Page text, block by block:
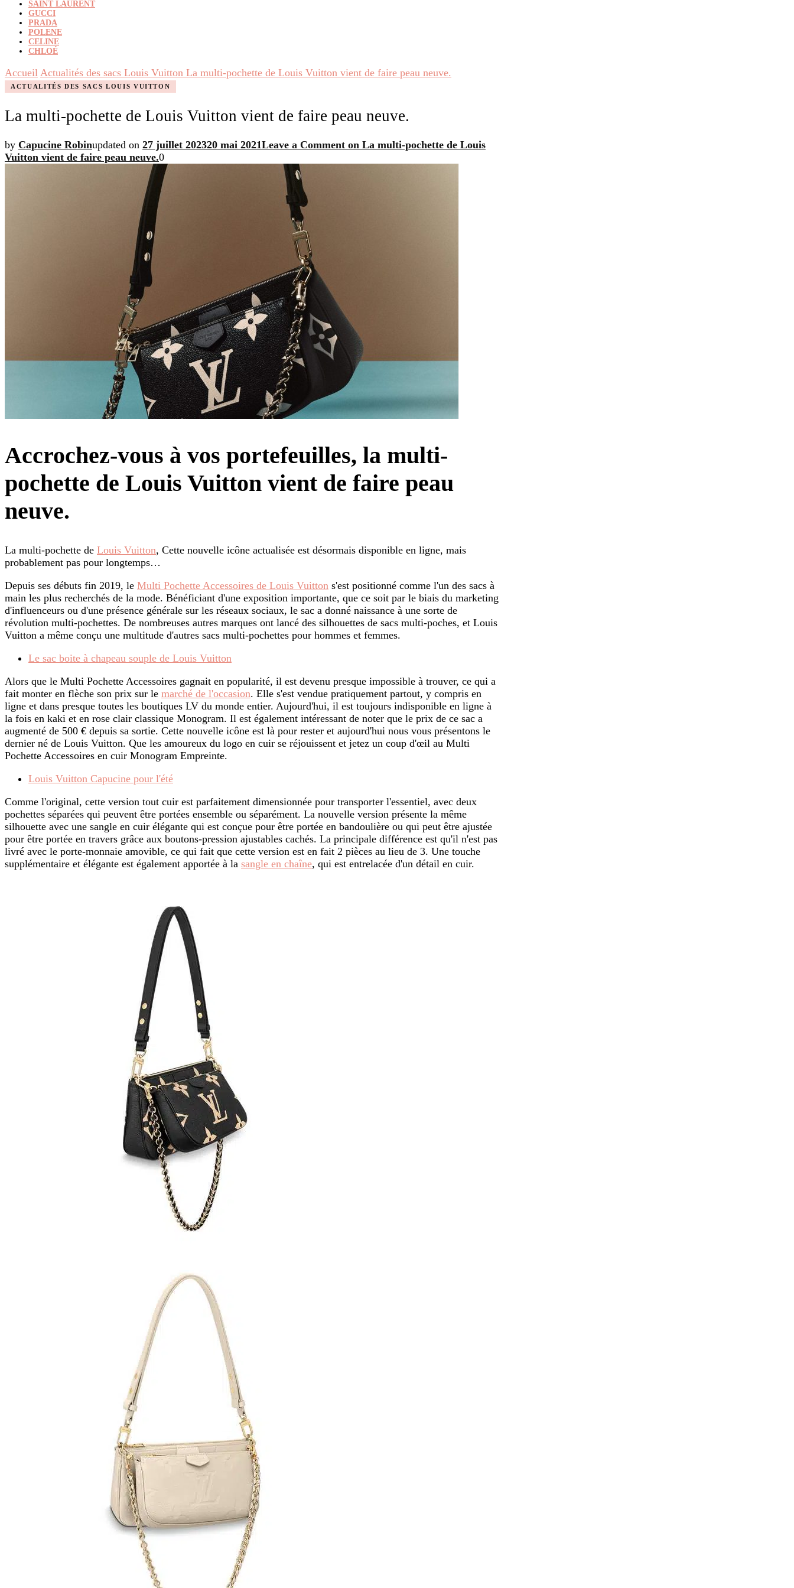
SAINT LAURENT
GUCCI
PRADA
POLENE
CELINE
CHLOÉ
Accueil Actualités des sacs Louis Vuitton La multi-pochette de Louis Vuitton vient de faire peau neuve.
ACTUALITÉS DES SACS LOUIS VUITTON
La multi-pochette de Louis Vuitton vient de faire peau neuve.
by Capucine Robinupdated on 27 juillet 202320 mai 2021Leave a Comment on La multi-pochette de Louis
Vuitton vient de faire peau neuve.0
Accrochez-vous à vos portefeuilles, la multi-
pochette de Louis Vuitton vient de faire peau
neuve.
La multi-pochette de Louis Vuitton, Cette nouvelle icône actualisée est désormais disponible en ligne, mais
probablement pas pour longtemps…
Depuis ses débuts fin 2019, le Multi Pochette Accessoires de Louis Vuitton s'est positionné comme l'un des sacs à
main les plus recherchés de la mode. Bénéficiant d'une exposition importante, que ce soit par le biais du marketing
d'influenceurs ou d'une présence générale sur les réseaux sociaux, le sac a donné naissance à une sorte de
révolution multi-pochettes. De nombreuses autres marques ont lancé des silhouettes de sacs multi-poches, et Louis
Vuitton a même conçu une multitude d'autres sacs multi-pochettes pour hommes et femmes.
Le sac boite à chapeau souple de Louis Vuitton
Alors que le Multi Pochette Accessoires gagnait en popularité, il est devenu presque impossible à trouver, ce qui a
fait monter en flèche son prix sur le marché de l'occasion. Elle s'est vendue pratiquement partout, y compris en
ligne et dans presque toutes les boutiques LV du monde entier. Aujourd'hui, il est toujours indisponible en ligne à
la fois en kaki et en rose clair classique Monogram. Il est également intéressant de noter que le prix de ce sac a
augmenté de 500 € depuis sa sortie. Cette nouvelle icône est là pour rester et aujourd'hui nous vous présentons le
dernier né de Louis Vuitton. Que les amoureux du logo en cuir se réjouissent et jetez un coup d'œil au Multi
Pochette Accessoires en cuir Monogram Empreinte.
Louis Vuitton Capucine pour l'été
Comme l'original, cette version tout cuir est parfaitement dimensionnée pour transporter l'essentiel, avec deux
pochettes séparées qui peuvent être portées ensemble ou séparément. La nouvelle version présente la même
silhouette avec une sangle en cuir élégante qui est conçue pour être portée en bandoulière ou qui peut être ajustée
pour être portée en travers grâce aux boutons-pression ajustables cachés. La principale différence est qu'il n'est pas
livré avec le porte-monnaie amovible, ce qui fait que cette version est en fait 2 pièces au lieu de 3. Une touche
supplémentaire et élégante est également apportée à la sangle en chaîne, qui est entrelacée d'un détail en cuir.